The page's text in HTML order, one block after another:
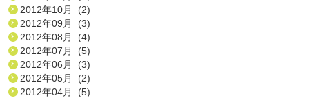
2012年10月 (2)
2012年09月 (3)
2012年08月 (4)
2012年07月 (5)
2012年06月 (3)
2012年05月 (2)
2012年04月 (5)